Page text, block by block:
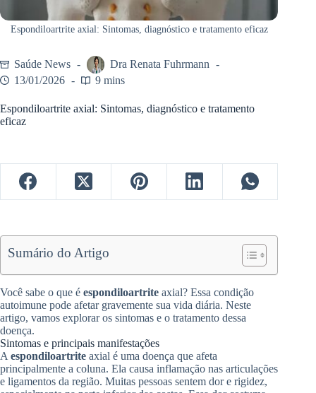
Espondiloartrite axial: Sintomas, diagnóstico e tratamento eficaz
Saúde News
Dra Renata Fuhrmann
13/01/2026
9 mins
Espondiloartrite axial: Sintomas, diagnóstico e tratamento
eficaz
Sumário do Artigo
Você sabe o que é espondiloartrite axial? Essa condição
autoimune pode afetar gravemente sua vida diária. Neste
artigo, vamos explorar os sintomas e o tratamento dessa
doença.
Sintomas e principais manifestações
A espondiloartrite axial é uma doença que afeta
principalmente a coluna. Ela causa inflamação nas articulações
e ligamentos da região. Muitas pessoas sentem dor e rigidez,